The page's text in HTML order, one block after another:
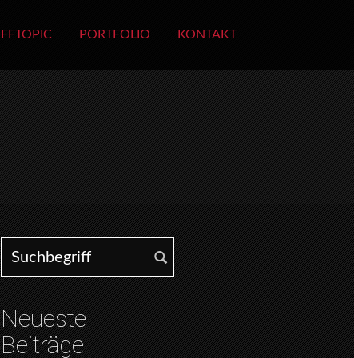
PORTFOLIO KONTAKT
Search for:
Neueste
Beiträge